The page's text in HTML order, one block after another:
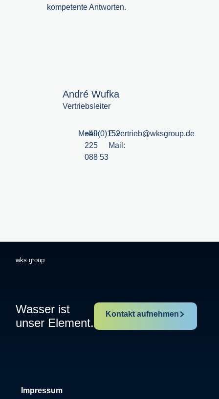
kompetente Antworten.
André Wufka
Vertriebsleiter
Mobil:
+49(0)152
225
088 53
E-
Mail:
vertrieb@wksgroup.de
wks group
Wasser ist
unser Element.
Kontakt aufnehmen
Impressum